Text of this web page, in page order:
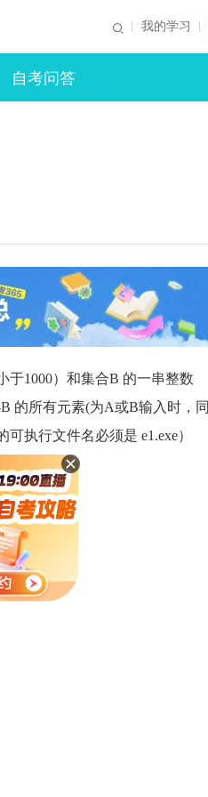
我的学习
自考问答
1000）和集合B 的一串整数
的所有元素(为A或B输入时，同
执行文件名必须是 e1.exe）